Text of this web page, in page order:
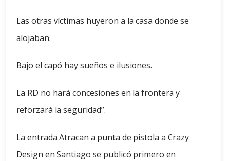
Las otras víctimas huyeron a la casa donde se
alojaban.
Bajo el capó hay sueños e ilusiones.
La RD no hará concesiones en la frontera y
reforzará la seguridad”.
La entrada Atracan a punta de pistola a Crazy
Design en Santiago se publicó primero en